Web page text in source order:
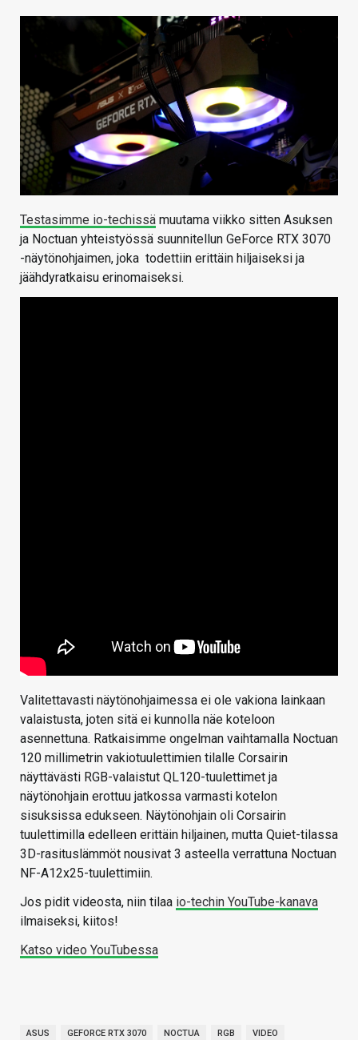
HAKU
Testasimme io-techissä muutama viikko sitten Asuksen
ja Noctuan yhteistyössä suunnitellun GeForce RTX 3070
-näytönohjaimen, joka todettiin erittäin hiljaiseksi ja
jäähdyratkaisu erinomaiseksi.
Valitettavasti näytönohjaimessa ei ole vakiona lainkaan
valaistusta, joten sitä ei kunnolla näe koteloon
asennettuna. Ratkaisimme ongelman vaihtamalla Noctuan
120 millimetrin vakiotuulettimien tilalle Corsairin
näyttävästi RGB-valaistut QL120-tuulettimet ja
näytönohjain erottuu jatkossa varmasti kotelon
sisuksissa edukseen. Näytönohjain oli Corsairin
tuulettimilla edelleen erittäin hiljainen, mutta Quiet-tilassa
3D-rasituslämmöt nousivat 3 asteella verrattuna Noctuan
NF-A12x25-tuulettimiin.
Jos pidit videosta, niin tilaa io-techin YouTube-kanava
ilmaiseksi, kiitos!
Katso video YouTubessa
ASUS GEFORCE RTX 3070 NOCTUA RGB VIDEO